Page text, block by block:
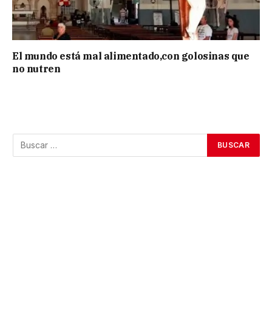
El mundo está mal alimentado,con golosinas que
no nutren